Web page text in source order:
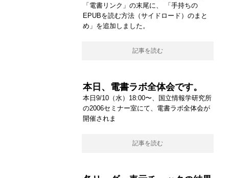
「電書リンク」の末尾に、 「手持ちの
EPUBを読む方法（サイドロード）のまと
め」を追加しました。
記事を読む
本日、電書ラボ全体会です。
本日9/10（水）18:00〜、国立情報学研究所
の2006セミナー室にて、電書ラボ全体会が
開催されま
記事を読む